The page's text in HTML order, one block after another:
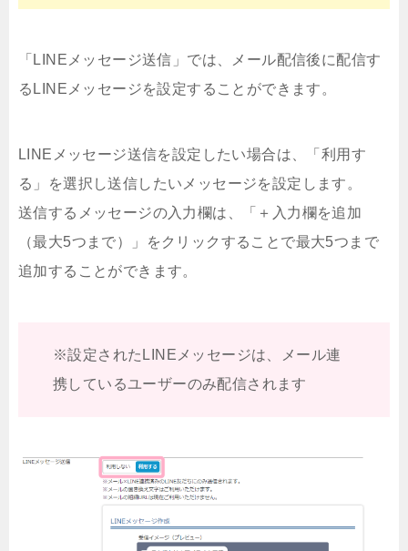
「LINEメッセージ送信」では、メール配信後に配信す
るLINEメッセージを設定することができます。
LINEメッセージ送信を設定したい場合は、「利用す
る」を選択し送信したいメッセージを設定します。
送信するメッセージの入力欄は、「＋入力欄を追加
（最大5つまで）」をクリックすることで最大5つまで
追加することができます。
※設定されたLINEメッセージは、メール連
携しているユーザーのみ配信されます